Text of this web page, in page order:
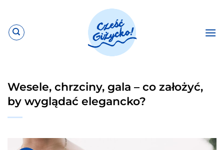
zawartości
Wesele, chrzciny, gala – co założyć,
by wyglądać elegancko?